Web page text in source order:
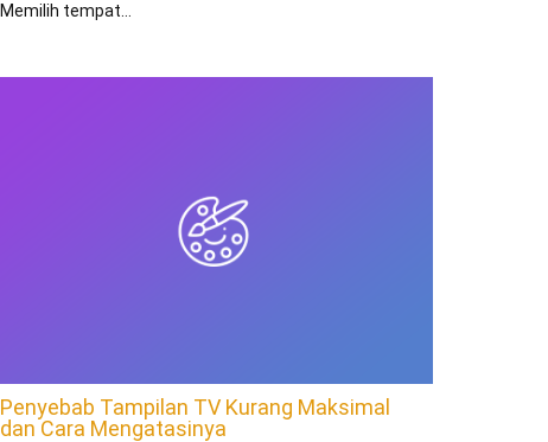
Memilih tempat…
Penyebab Tampilan TV Kurang Maksimal
dan Cara Mengatasinya